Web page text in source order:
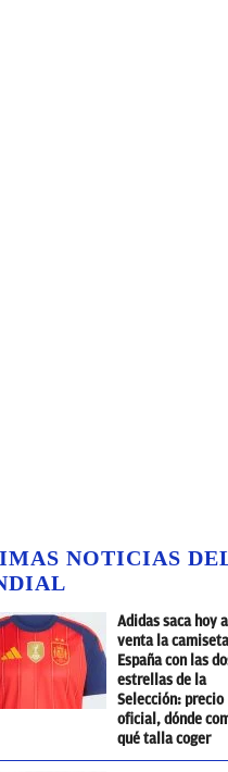
NOTICIAS
Adidas saca hoy
venta la
España con las
estrellas de la
Selección: precio
oficial, dónde
qué talla coger